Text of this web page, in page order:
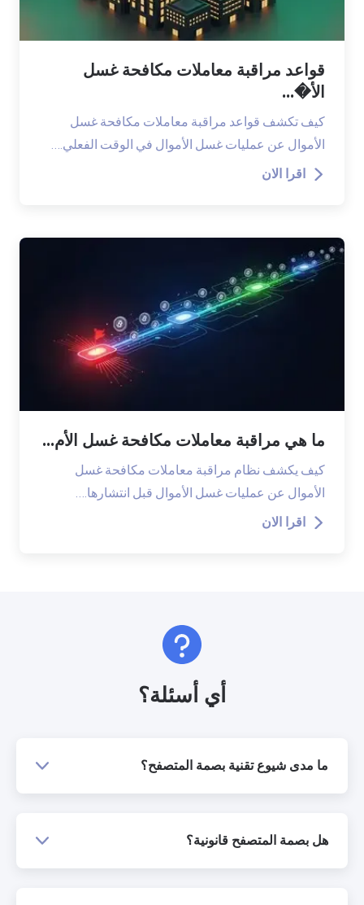
قواعد مراقبة معاملات مكافحة غسل
الأ�...
كيف تكشف قواعد مراقبة معاملات مكافحة غسل
الأموال عن عمليات غسل الأموال في الوقت الفعلي.…
اقرا الان
ما هي مراقبة معاملات مكافحة غسل الأم...
كيف يكشف نظام مراقبة معاملات مكافحة غسل
الأموال عن عمليات غسل الأموال قبل انتشارها.…
اقرا الان
أي أسئلة؟
ما مدى شيوع تقنية بصمة المتصفح؟
هل بصمة المتصفح قانونية؟